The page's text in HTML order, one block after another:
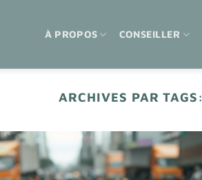
À PROPOS CONSEILLER
ARCHIVES PAR TAGS: